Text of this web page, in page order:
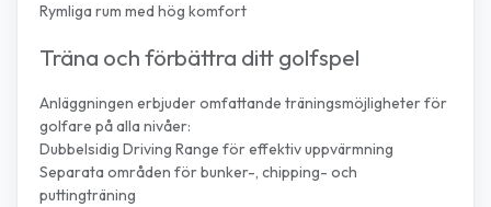
Rymliga rum med hög komfort
Träna och förbättra ditt golfspel
Anläggningen erbjuder omfattande träningsmöjligheter för
golfare på alla nivåer:
Dubbelsidig Driving Range för effektiv uppvärmning
Separata områden för bunker-, chipping- och
puttingträning